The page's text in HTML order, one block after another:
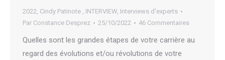
2022, Cindy Patinote , INTERVIEW, Interviews d'experts
Par Constance Desprez 25/10/2022 46 Commentaires
Quelles sont les grandes étapes de votre carrière au
regard des évolutions et/ou révolutions de votre